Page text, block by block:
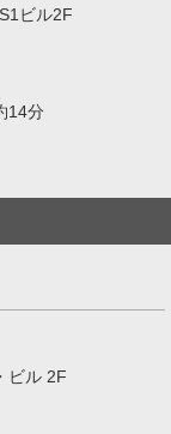
ビル2F
14分
ビル 2F